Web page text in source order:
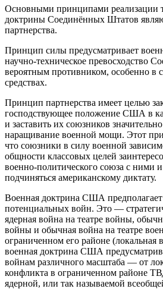
Основными принципами реализации
доктрины Соединённых Штатов
партнерства.
Принцип силы предусматривает
научно-техническое превосходство
вероятным противником, особенно в
средствах.
Принцип партнерства имеет целью
господствующее положение США в
и заставить их союзников
наращивание военной мощи. Этот
что союзники в силу военной
общности классовых целей
военно-политического союза с ними
подчиняться американскому диктату.
Военная доктрина США предполагает
потенциальных войн. Это —
ядерная война на театре войны,
войны и обычная война на театре
ограниченном его районе (локальная
военная доктрина США
войнам различного масштаба — от
конфликта в ограниченном районе
ядерной, или так называемой